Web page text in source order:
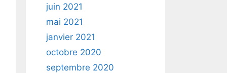
juin 2021
mai 2021
janvier 2021
octobre 2020
septembre 2020